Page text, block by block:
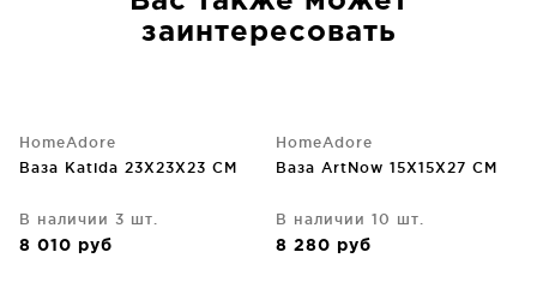
заинтересовать
HomeAdore
Ваза Katida 23X23X23 CM
В наличии 3 шт.
8 010 руб
HomeAdore
Ваза ArtNow 15X15X27 CM
В наличии 10 шт.
8 280 руб